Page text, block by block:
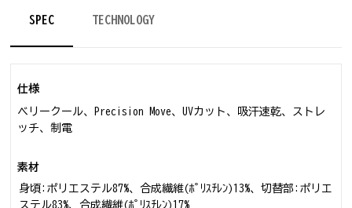
SPEC TECHNOLOGY
仕様
ベリークール、Precision Move、UVカット、吸汗速乾、ストレ
ッチ、制電
素材
身頃:ポリエステル87%、合成繊維(ﾎﾟﾘｽﾁﾚﾝ)13%、切替部:ポリエ
ステル83%、合成繊維(ﾎﾟﾘｽﾁﾚﾝ)17%